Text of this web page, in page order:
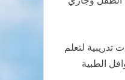
لتعلم
الطبية